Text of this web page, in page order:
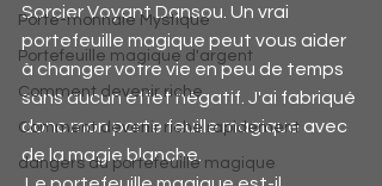
Porte-monnaie Mystique
Portefeuille magique d'argent
Comment devenir riche
Comment devenir riche rapidement
dangers du portefeuille magique
Sorcier Voyant Dansou. Un vrai
portefeuille magique peut vous aider
à changer votre vie en peu de temps
sans aucun effet négatif. J'ai fabriqué
donc mon porte feuille magique avec
de la magie blanche.